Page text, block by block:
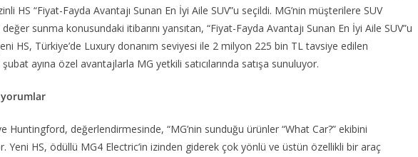
HS “Fiyat-Fayda Avantajı Sunan En İyi Aile SUV”u seçildi. MG’nin müşterilere SUV
sunma konusundaki itibarını yansıtan, “Fiyat-Fayda Avantajı Sunan En İyi Aile SUV”u
HS, Türkiye’de Luxury donanım seviyesi ile 2 milyon 225 bin TL tavsiye edilen
ayına özel avantajlarla MG yetkili satıcılarında satışa sunuluyor.
yorumlar
Huntingford, değerlendirmesinde, “MG’nin sunduğu ürünler “What Car?” ekibini
Yeni HS, ödüllü MG4 Electric’in izinden giderek çok yönlü ve üstün özellikli bir araç